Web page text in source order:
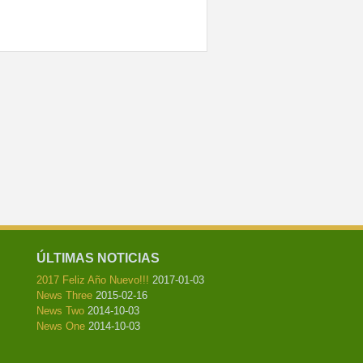
ÚLTIMAS NOTICIAS
2017 Feliz Año Nuevo!!! 2017-01-03
News Three 2015-02-16
News Two 2014-10-03
News One 2014-10-03